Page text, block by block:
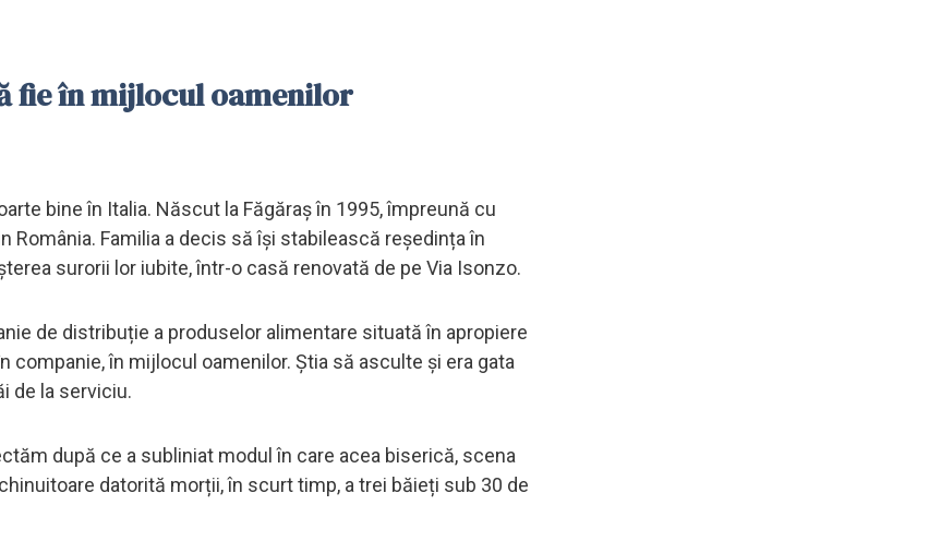
fie în mijlocul oamenilor
bine în Italia. Născut la Făgăraș în 1995, împreună cu
România. Familia a decis să își stabilească reședința în
surorii lor iubite, într-o casă renovată de pe Via Isonzo.
de distribuție a produselor alimentare situată în apropiere
companie, în mijlocul oamenilor. Știa să asculte și era gata
de la serviciu.
după ce a subliniat modul în care acea biserică, scena
datorită morții, în scurt timp, a trei băieți sub 30 de